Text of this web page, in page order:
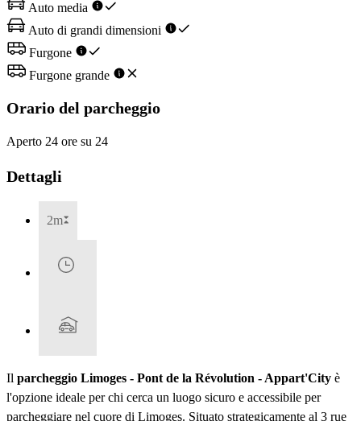
Auto media
Auto di grandi dimensioni
Furgone
Furgone grande
Orario del parcheggio
Aperto 24 ore su 24
Dettagli
2m
Il parcheggio Limoges - Pont de la Révolution - Appart'City è
l'opzione ideale per chi cerca un luogo sicuro e accessibile per
parcheggiare nel cuore di Limoges. Situato strategicamente al 3 rue